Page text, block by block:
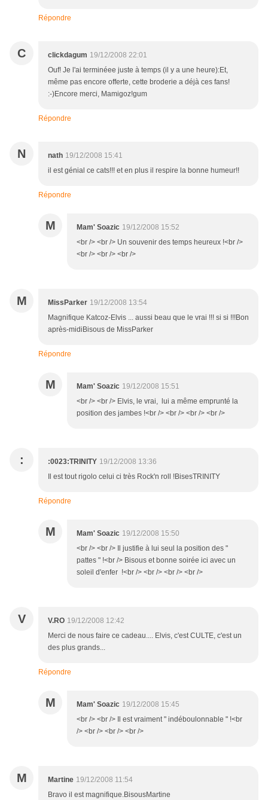
Répondre
C clickdagum 19/12/2008 22:01
Ouf! Je l'ai terminéee juste à temps (il y a une heure):Et,
même pas encore offerte, cette broderie a déjà ces fans!
:-)Encore merci, Mamigoz!gum
Répondre
N nath 19/12/2008 15:41
il est génial ce cats!!! et en plus il respire la bonne humeur!!
Répondre
M Mam' Soazic 19/12/2008 15:52
<br /> <br /> Un souvenir des temps heureux !<br />
<br /> <br /> <br />
M MissParker 19/12/2008 13:54
Magnifique Katcoz-Elvis ... aussi beau que le vrai !!! si si !!!Bon
après-midiBisous de MissParker
Répondre
M Mam' Soazic 19/12/2008 15:51
<br /> <br /> Elvis, le vrai, lui a même emprunté la
position des jambes !<br /> <br /> <br /> <br />
: :0023:TRINITY 19/12/2008 13:36
Il est tout rigolo celui ci très Rock'n roll !BisesTRINITY
Répondre
M Mam' Soazic 19/12/2008 15:50
<br /> <br /> Il justifie à lui seul la position des "
pattes " !<br /> Bisous et bonne soirée ici avec un
soleil d'enfer !<br /> <br /> <br /> <br />
V V.RO 19/12/2008 12:42
Merci de nous faire ce cadeau.... Elvis, c'est CULTE, c'est un
des plus grands...
Répondre
M Mam' Soazic 19/12/2008 15:45
<br /> <br /> Il est vraiment " indéboulonnable " !<br
/> <br /> <br /> <br />
M Martine 19/12/2008 11:54
Bravo il est magnifique.BisousMartine